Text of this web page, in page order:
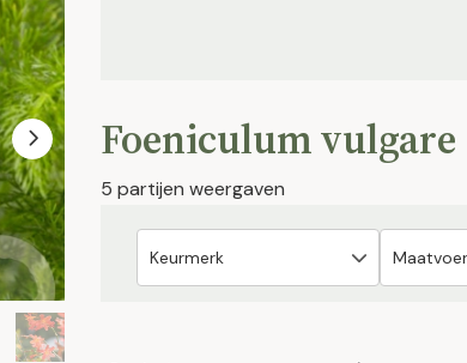
Foeniculum vulgare
5 partijen weergaven